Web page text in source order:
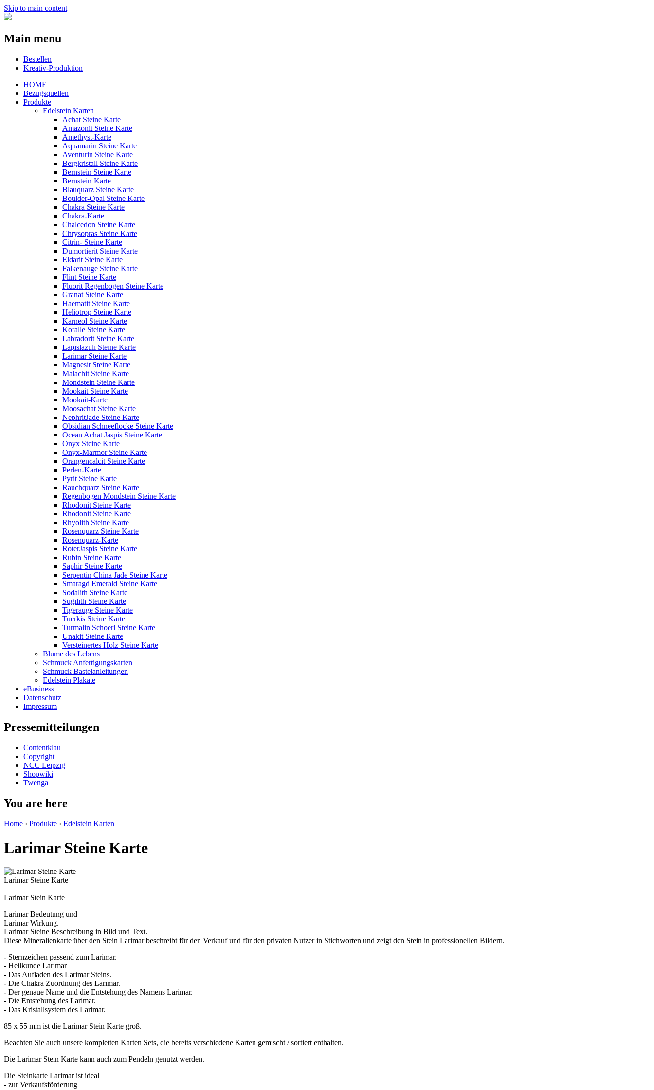
Skip to main content
Main menu
Bestellen
Kreativ-Produktion
HOME
Bezugsquellen
Produkte
Edelstein Karten
Achat Steine Karte
Amazonit Steine Karte
Amethyst-Karte
Aquamarin Steine Karte
Aventurin Steine Karte
Bergkristall Steine Karte
Bernstein Steine Karte
Bernstein-Karte
Blauquarz Steine Karte
Boulder-Opal Steine Karte
Chakra Steine Karte
Chakra-Karte
Chalcedon Steine Karte
Chrysopras Steine Karte
Citrin- Steine Karte
Dumortierit Steine Karte
Eldarit Steine Karte
Falkenauge Steine Karte
Flint Steine Karte
Fluorit Regenbogen Steine Karte
Granat Steine Karte
Haematit Steine Karte
Heliotrop Steine Karte
Karneol Steine Karte
Koralle Steine Karte
Labradorit Steine Karte
Lapislazuli Steine Karte
Larimar Steine Karte
Magnesit Steine Karte
Malachit Steine Karte
Mondstein Steine Karte
Mookait Steine Karte
Mookait-Karte
Moosachat Steine Karte
NephritJade Steine Karte
Obsidian Schneeflocke Steine Karte
Ocean Achat Jaspis Steine Karte
Onyx Steine Karte
Onyx-Marmor Steine Karte
Orangencalcit Steine Karte
Perlen-Karte
Pyrit Steine Karte
Rauchquarz Steine Karte
Regenbogen Mondstein Steine Karte
Rhodonit Steine Karte
Rhodonit Steine Karte
Rhyolith Steine Karte
Rosenquarz Steine Karte
Rosenquarz-Karte
RoterJaspis Steine Karte
Rubin Steine Karte
Saphir Steine Karte
Serpentin China Jade Steine Karte
Smaragd Emerald Steine Karte
Sodalith Steine Karte
Sugilith Steine Karte
Tigerauge Steine Karte
Tuerkis Steine Karte
Turmalin Schoerl Steine Karte
Unakit Steine Karte
Versteinertes Holz Steine Karte
Blume des Lebens
Schmuck Anfertigungskarten
Schmuck Bastelanleitungen
Edelstein Plakate
eBusiness
Datenschutz
Impressum
Pressemitteilungen
Contentklau
Copyright
NCC Leipzig
Shopwiki
Twenga
You are here
Home › Produkte › Edelstein Karten
Larimar Steine Karte
Larimar Steine Karte
Larimar Stein Karte
Larimar Bedeutung und
Larimar Wirkung.
Larimar Steine Beschreibung in Bild und Text.
Diese Mineralienkarte über den Stein Larimar beschreibt für den Verkauf und für den privaten Nutzer in Stichworten und zeigt den Stein in professionellen Bildern.
- Sternzeichen passend zum Larimar.
- Heilkunde Larimar
- Das Aufladen des Larimar Steins.
- Die Chakra Zuordnung des Larimar.
- Der genaue Name und die Entstehung des Namens Larimar.
- Die Entstehung des Larimar.
- Das Kristallsystem des Larimar.
85 x 55 mm ist die Larimar Stein Karte groß.
Beachten Sie auch unsere kompletten Karten Sets, die bereits verschiedene Karten gemischt / sortiert enthalten.
Die Larimar Stein Karte kann auch zum Pendeln genutzt werden.
Die Steinkarte Larimar ist ideal
- zur Verkaufsförderung